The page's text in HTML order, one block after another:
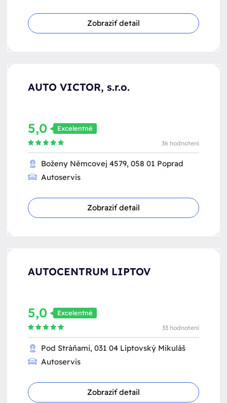
Zobraziť detail
AUTO VICTOR, s.r.o.
5,0 Excelentné
36 hodnotení
Boženy Němcovej 4579, 058 01 Poprad
Autoservis
Zobraziť detail
AUTOCENTRUM LIPTOV
5,0 Excelentné
33 hodnotení
Pod Stráňami, 031 04 Liptovský Mikuláš
Autoservis
Zobraziť detail